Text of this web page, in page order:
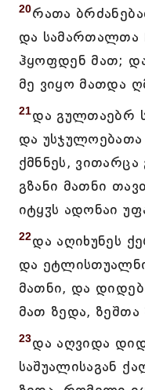
20რათა
და სამართალთა
ჰყოფდენ მათ;
მე ვიყო მათდა
21და გულთაებრ
და
ქმნნეს,
გზანი მათნი
იტყჳს ადონაი
22და აღიხუნეს
და
მათნი, და
მათ ზედა,
23და აღვიდა
საშუალისაგან